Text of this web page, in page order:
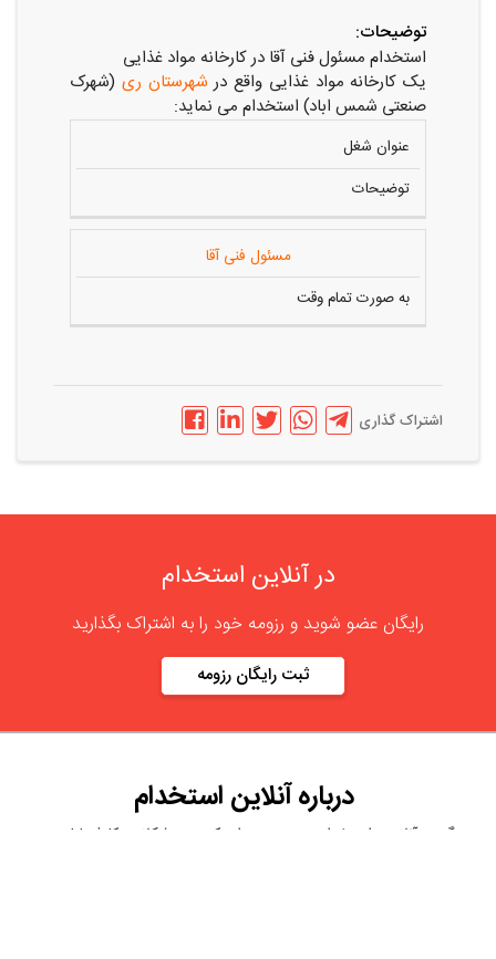
توضیحات:
استخدام مسئول فنی آقا در کارخانه مواد غذایی
یک کارخانه مواد غذایی واقع در شهرستان ری (شهرک
صنعتی شمس اباد) استخدام می نماید:
عنوان شغل
توضیحات
مسئول فنی آقا
به صورت تمام وقت
اشتراک گذاری
در آنلاین استخدام
رایگان عضو شوید و رزومه خود را به اشتراک بگذارید
ثبت رایگان رزومه
دربارهآنلاین استخدام
گروه آنلاین استخدام جهت هموار کردن مشکلات کارفرمایان و